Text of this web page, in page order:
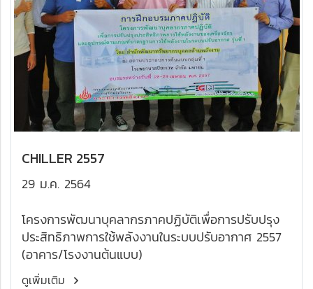
CHILLER 2557
29 ม.ค. 2564
โครงการพัฒนาบุคลากรภาคปฏิบัติเพื่อการปรับปรุง
ประสิทธิภาพการใช้พลังงานในระบบปรับอากาศ 2557
(อาคาร/โรงงานต้นแบบ)
ดูเพิ่มเติม